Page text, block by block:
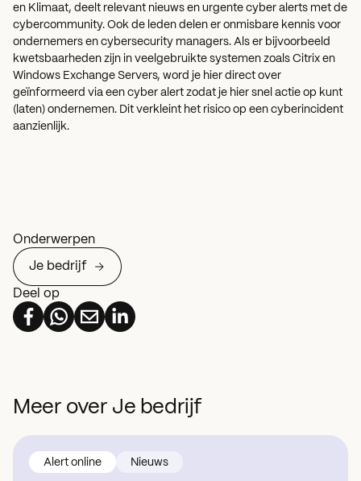
en Klimaat, deelt relevant nieuws en urgente cyber alerts met de
cybercommunity. Ook de leden delen er onmisbare kennis voor
ondernemers en cybersecurity managers. Als er bijvoorbeeld
kwetsbaarheden zijn in veelgebruikte systemen zoals Citrix en
Windows Exchange Servers, word je hier direct over
geïnformeerd via een cyber alert zodat je hier snel actie op kunt
(laten) ondernemen. Dit verkleint het risico op een cyberincident
aanzienlijk.
Onderwerpen
Je bedrijf
Deel op
Meer over Je bedrijf
Alert online Nieuws